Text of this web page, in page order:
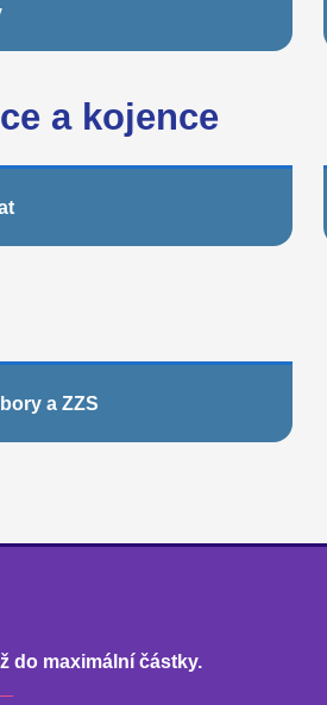
a kojence
a ZZS
do maximální částky.